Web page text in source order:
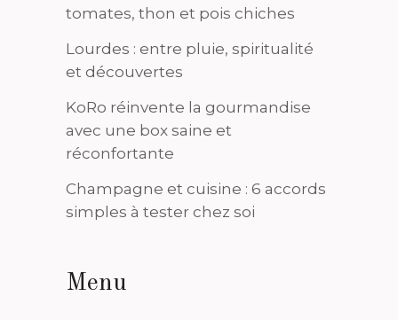
tomates, thon et pois chiches
Lourdes : entre pluie, spiritualité
et découvertes
KoRo réinvente la gourmandise
avec une box saine et
réconfortante
Champagne et cuisine : 6 accords
simples à tester chez soi
Menu